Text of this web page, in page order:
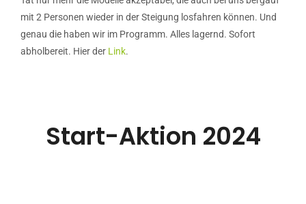
mit 2 Personen wieder in der Steigung losfahren können. Und
genau die haben wir im Programm. Alles lagernd. Sofort
abholbereit. Hier der Link.
Start-Aktion 2024